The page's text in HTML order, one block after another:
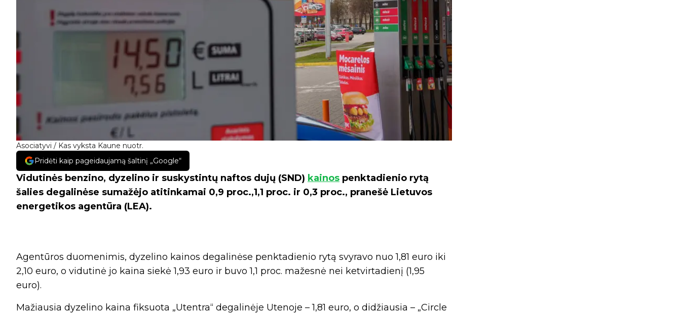
Asociatyvi / Kas vyksta Kaune nuotr.
Pridėti kaip pageidaujamą šaltinį „Google“
Vidutinės benzino, dyzelino ir suskystintų naftos dujų (SND) kainos penktadienio rytą
šalies degalinėse sumažėjo atitinkamai 0,9 proc.,1,1 proc. ir 0,3 proc., pranešė Lietuvos
energetikos agentūra (LEA).
Agentūros duomenimis, dyzelino kainos degalinėse penktadienio rytą svyravo nuo 1,81 euro iki
2,10 euro, o vidutinė jo kaina siekė 1,93 euro ir buvo 1,1 proc. mažesnė nei ketvirtadienį (1,95
euro).
Mažiausia dyzelino kaina fiksuota „Utentra“ degalinėje Utenoje – 1,81 euro, o didžiausia – „Circle